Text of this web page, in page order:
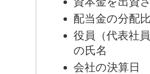
配当金の分配
役員（代表社
の氏名
会社の決算日